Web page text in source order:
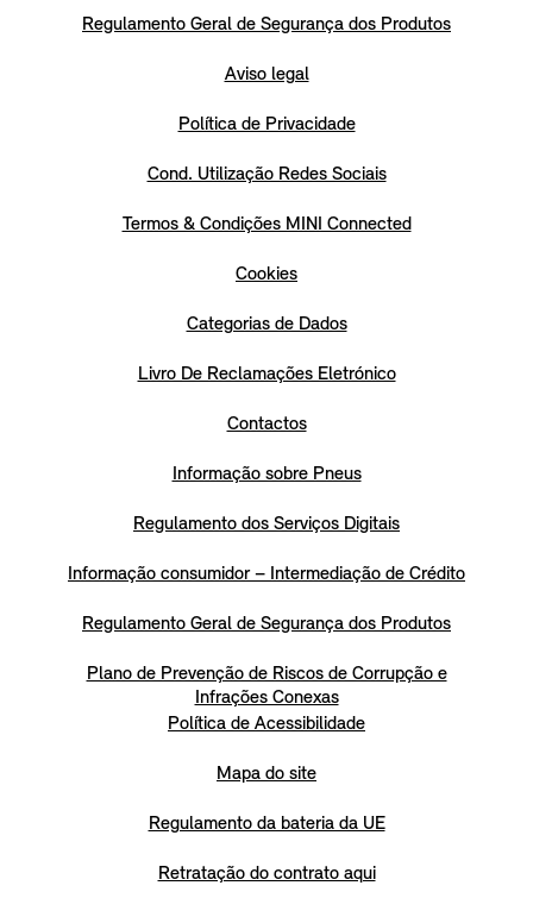
Regulamento Geral de Segurança dos Produtos
Aviso legal
Política de Privacidade
Cond. Utilização Redes Sociais
Termos & Condições MINI Connected
Cookies
Categorias de Dados
Livro De Reclamações Eletrónico
Contactos
Informação sobre Pneus
Regulamento dos Serviços Digitais
Informação consumidor – Intermediação de Crédito
Regulamento Geral de Segurança dos Produtos
Plano de Prevenção de Riscos de Corrupção e
Infrações Conexas
Política de Acessibilidade
Mapa do site
Regulamento da bateria da UE
Retratação do contrato aqui